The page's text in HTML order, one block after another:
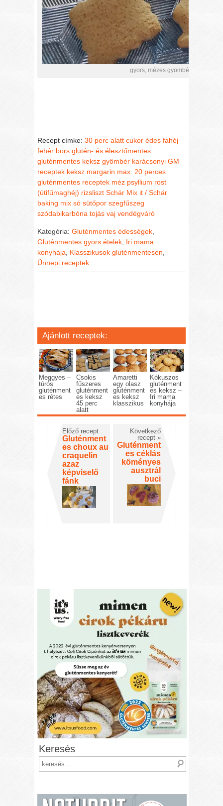
gyors, mézes gyömbéres
Recept címke:30 perc alatt cukor édes fahéj
fehér bors glutén- és élesztőmentes
gluténmentes keksz gyömbér karácsonyi GM
receptek keksz margarin max. 20 perces
gluténmentes receptek méz psyllium rost
(útifűmaghéj) rizsliszt Schär Mix it / Schär
baking mix só sütőpor szegfűszeg
szódabikarbóna tojás vaj vendégváró
Kategória:Gluténmentes édességek
Gluténmentes gyors ételek Iri mama
konyhája
Klasszikusok gluténmentesen
Ünnepi receptek
Ajánlott receptek:
Meggyes –
túrós
gluténment
es rétes
Csokis
fűszeres
gluténment
es keksz
45 perc
alatt
Amaretti
egy olasz
gluténment
es keksz
klasszikus
Kókuszos
gluténment
es keksz –
Iri mama
konyhája
Előző recept
Gluténment
es choux au
craquelin
azaz
képviselő
fánk
Következő
recept »
Gluténment
es céklás
köményes
ausztrál
buci
Keresés